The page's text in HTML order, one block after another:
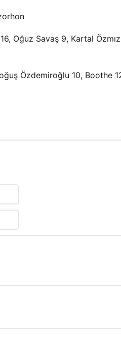
Oğuz Savaş 9, Kartal
Özdemiroğlu 10, Boothe